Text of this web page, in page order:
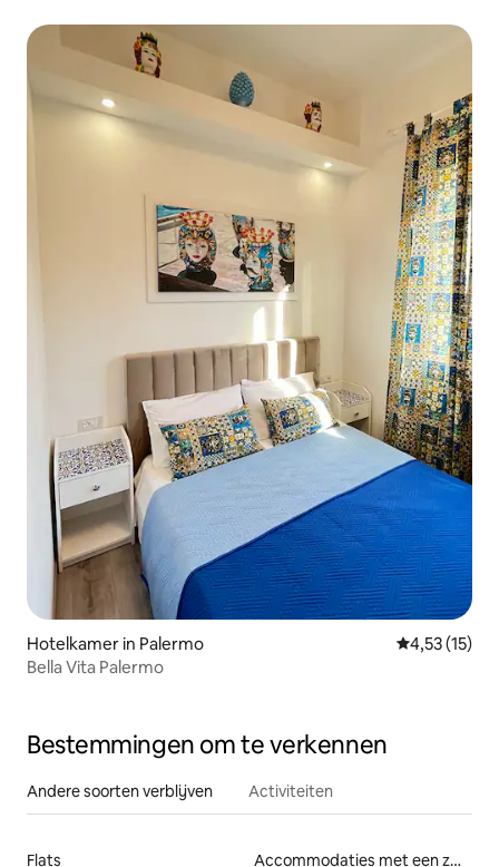
Hotelkamer in Palermo Gemiddelde
4,53 (15)
Bella Vita Palermo
Bestemmingen om te verkennen
Andere soorten verblijven Activiteiten
Flats Accommodaties met een zwembad